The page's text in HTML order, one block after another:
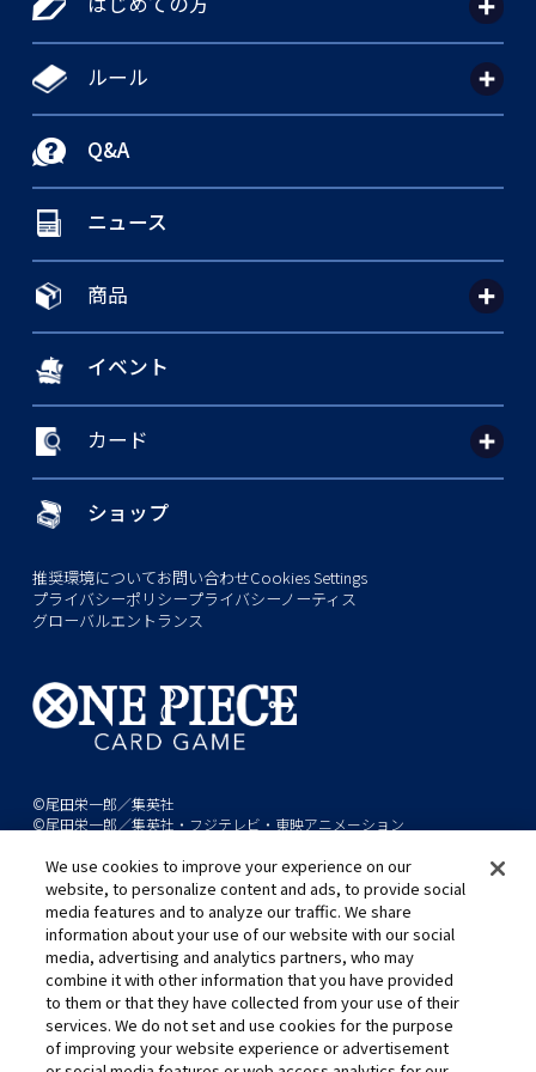
ルール
Q&A
ニュース
商品
イベント
カード
ショップ
推奨環境についてお問い合わせCookies Settings
プライバシーポリシープライバシーノーティス
グローバルエントランス
©尾田栄一郎／集英社
©尾田栄一郎／集英社・フジテレビ・東映アニメーション
このwebサイトに記載されているすべての画像・テキスト・データの無
断転用、転載をお断りします。
開発中につき、本サイトで使用している画像と実際の商品とは異なる場
合があります。
※AppleとAppleのロゴは、米国およびその他の国で登録されたApple
Inc.の商標です。
※Google Play および Google Play ロゴは、Google LLC の商標です。
We use cookies to improve your experience on our
website, to personalize content and ads, to provide social
media features and to analyze our traffic. We share
information about your use of our website with our social
media, advertising and analytics partners, who may
combine it with other information that you have provided
to them or that they have collected from your use of their
services. We do not set and use cookies for the purpose
of improving your website experience or advertisement